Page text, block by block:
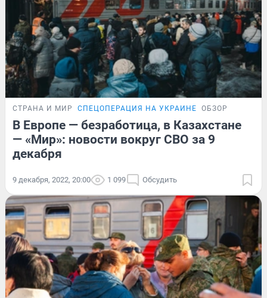
СТРАНА И МИР СПЕЦОПЕРАЦИЯ НА УКРАИНЕ ОБЗОР
В Европе — безработица, в Казахстане
— «Мир»: новости вокруг СВО за 9
декабря
9 декабря, 2022, 20:00 1 099 Обсудить